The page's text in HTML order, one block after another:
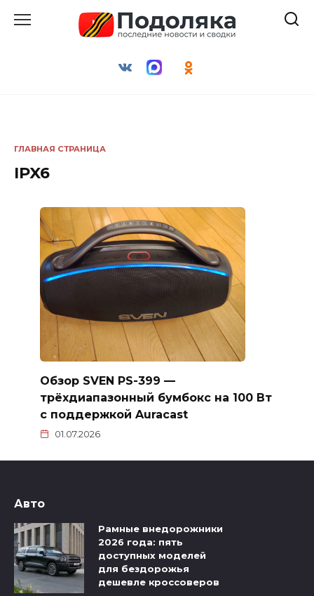
ГЛАВНАЯ СТРАНИЦА
IPX6
Обзор SVEN PS-399 —
трёхдиапазонный бумбокс на 100 Вт
с поддержкой Auracast
01.07.2026
Авто
Рамные внедорожники
2026 года: пять
доступных моделей
для бездорожья
дешевле кроссоверов